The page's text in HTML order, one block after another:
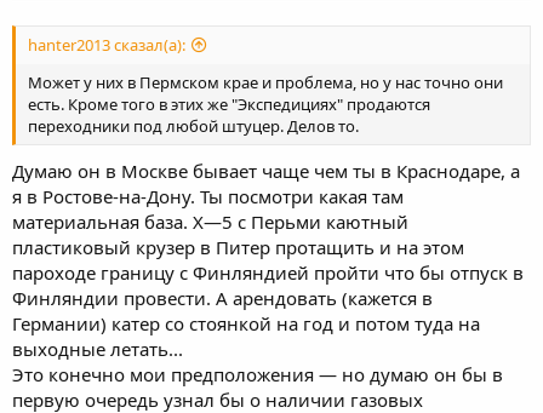
hanter2013 сказал(а):
Может у них в Пермском крае и проблема, но у нас точно они
есть. Кроме того в этих же "Экспедициях" продаются
переходники под любой штуцер. Делов то.
Думаю он в Москве бывает чаще чем ты в Краснодаре, а
я в Ростове-на-Дону. Ты посмотри какая там
материальная база. Х—5 с Перьми каютный
пластиковый крузер в Питер протащить и на этом
пароходе границу с Финляндией пройти что бы отпуск в
Финляндии провести. А арендовать (кажется в
Германии) катер со стоянкой на год и потом туда на
выходные летать...
Это конечно мои предположения — но думаю он бы в
первую очередь узнал бы о наличии газовых